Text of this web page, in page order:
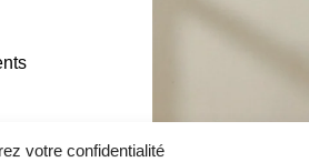
votre confidentialité